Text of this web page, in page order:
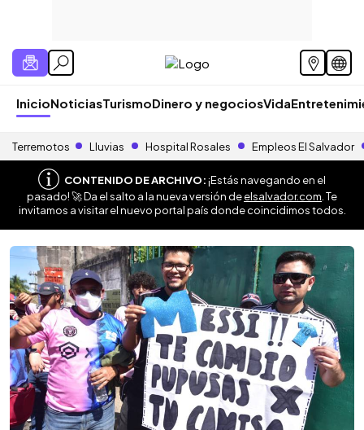
InicioNoticiasTurismoDinero y negociosVida
Terremotos Lluvias Hospital Rosales Empleos El Salvador
CONTENIDO DE ARCHIVO:¡Estás navegando en el
pasado! 🚀 Da el salto a la nueva versión deelsalvador.com . Te
invitamos a visitar el nuevo portal país donde coincidimos todos.